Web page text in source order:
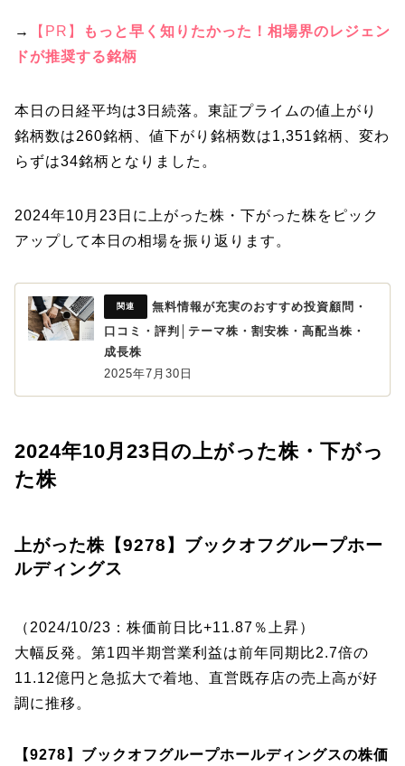
→ 【PR】
もっと早く知りたかった！相場界のレジェン
ドが推奨する銘柄
本日の日経平均は3日続落。東証プライムの値上がり
銘柄数は260銘柄、値下がり銘柄数は1,351銘柄、変わ
らずは34銘柄となりました。
2024年10月23日に上がった株・下がった株をピック
アップして本日の相場を振り返ります。
無料情報が充実のおすすめ投資顧問・
口コミ・評判│テーマ株・割安株・高配当株・
成長株
2025年7月30日
2024年10月23日の上がった株・下がっ
た株
上がった株【9278】ブックオフグループホー
ルディングス
（2024/10/23：株価前日比+11.87％上昇）
大幅反発。第1四半期営業利益は前年同期比2.7倍の
11.12億円と急拡大で着地、直営既存店の売上高が好
調に推移。
【9278】ブックオフグループホールディングスの株価